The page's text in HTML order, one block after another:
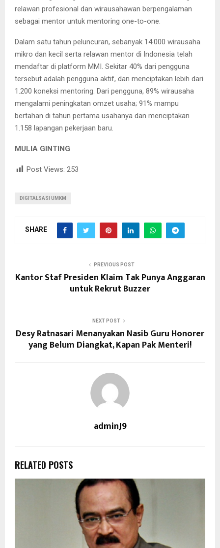
relawan profesional dan wirausahawan berpengalaman
sebagai mentor untuk mentoring one-to-one.
Dalam satu tahun peluncuran, sebanyak 14.000 wirausaha
mikro dan kecil serta relawan mentor di Indonesia telah
mendaftar di platform MMI. Sekitar 40% dari pengguna
tersebut adalah pengguna aktif, dan menciptakan lebih dari
1.200 koneksi mentoring. Dari pengguna, 89% wirausaha
mengalami peningkatan omzet usaha; 91% mampu
bertahan di tahun pertama usahanya dan menciptakan
1.158 lapangan pekerjaan baru.
MULIA GINTING
Post Views: 253
DIGITALSASI UMKM
SHARE
PREVIOUS POST
Kantor Staf Presiden Klaim Tak Punya Anggaran
untuk Rekrut Buzzer
NEXT POST
Desy Ratnasari Menanyakan Nasib Guru Honorer
yang Belum Diangkat, Kapan Pak Menteri!
adminJ9
RELATED POSTS